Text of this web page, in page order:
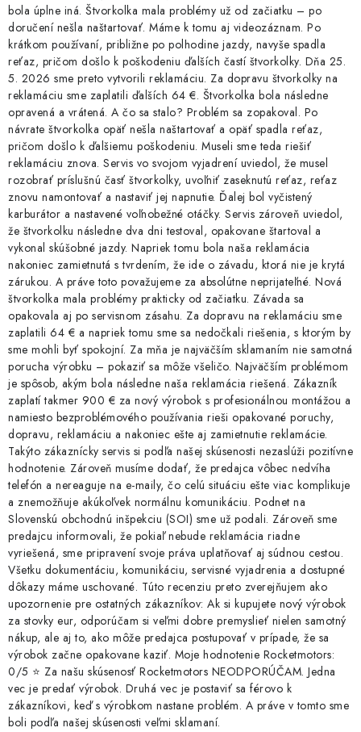
bola úplne iná. Štvorkolka mala problémy už od začiatku – po
doručení nešla naštartovať. Máme k tomu aj videozáznam. Po
krátkom používaní, približne po polhodine jazdy, navyše spadla
reťaz, pričom došlo k poškodeniu ďalších častí štvorkolky. Dňa 25.
5. 2026 sme preto vytvorili reklamáciu. Za dopravu štvorkolky na
reklamáciu sme zaplatili ďalších 64 €. Štvorkolka bola následne
opravená a vrátená. A čo sa stalo? Problém sa zopakoval. Po
návrate štvorkolka opäť nešla naštartovať a opäť spadla reťaz,
pričom došlo k ďalšiemu poškodeniu. Museli sme teda riešiť
reklamáciu znova. Servis vo svojom vyjadrení uviedol, že musel
rozobrať príslušnú časť štvorkolky, uvoľniť zaseknutú reťaz, reťaz
znovu namontovať a nastaviť jej napnutie. Ďalej bol vyčistený
karburátor a nastavené voľnobežné otáčky. Servis zároveň uviedol,
že štvorkolku následne dva dni testoval, opakovane štartoval a
vykonal skúšobné jazdy. Napriek tomu bola naša reklamácia
nakoniec zamietnutá s tvrdením, že ide o závadu, ktorá nie je krytá
zárukou. A práve toto považujeme za absolútne neprijateľné. Nová
štvorkolka mala problémy prakticky od začiatku. Závada sa
opakovala aj po servisnom zásahu. Za dopravu na reklamáciu sme
zaplatili 64 € a napriek tomu sme sa nedočkali riešenia, s ktorým by
sme mohli byť spokojní. Za mňa je najväčším sklamaním nie samotná
porucha výrobku – pokaziť sa môže všeličo. Najväčším problémom
je spôsob, akým bola následne naša reklamácia riešená. Zákazník
zaplatí takmer 900 € za nový výrobok s profesionálnou montážou a
namiesto bezproblémového používania rieši opakované poruchy,
dopravu, reklamáciu a nakoniec ešte aj zamietnutie reklamácie.
Takýto zákaznícky servis si podľa našej skúsenosti nezaslúži pozitívne
hodnotenie. Zároveň musíme dodať, že predajca vôbec nedvíha
telefón a nereaguje na e-maily, čo celú situáciu ešte viac komplikuje
a znemožňuje akúkoľvek normálnu komunikáciu. Podnet na
Slovenskú obchodnú inšpekciu (SOI) sme už podali. Zároveň sme
predajcu informovali, že pokiaľ nebude reklamácia riadne
vyriešená, sme pripravení svoje práva uplatňovať aj súdnou cestou.
Všetku dokumentáciu, komunikáciu, servisné vyjadrenia a dostupné
dôkazy máme uschované. Túto recenziu preto zverejňujem ako
upozornenie pre ostatných zákazníkov: Ak si kupujete nový výrobok
za stovky eur, odporúčam si veľmi dobre premyslieť nielen samotný
nákup, ale aj to, ako môže predajca postupovať v prípade, že sa
výrobok začne opakovane kaziť. Moje hodnotenie Rocketmotors:
0/5 ⭐ Za našu skúsenosť Rocketmotors NEODPORÚČAM. Jedna
vec je predať výrobok. Druhá vec je postaviť sa férovo k
zákazníkovi, keď s výrobkom nastane problém. A práve v tomto sme
boli podľa našej skúsenosti veľmi sklamaní.